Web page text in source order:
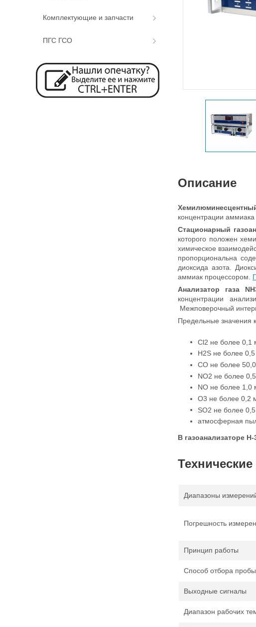
Описание
концентрации
Стационарный
которого положен
химическое
пропорциональна
диоксида азота.
аммиак процессором.
Анализатор газа
концентрации
Межповерочный
Предельные значения
Cl2 не более 0,1
Н2S не более
СО не более
NO2 не более
NO не более 1,0
О3 не более 0,2
SO2 не более
атмосферная
В газоанализаторе Н-
Технические
Диапазоны
Погрешность
Принцип работы
Способ отбора пробы
Выходные сигналы
Диапазон рабочих
Комплектующие и запчасти
ПГС ГСО